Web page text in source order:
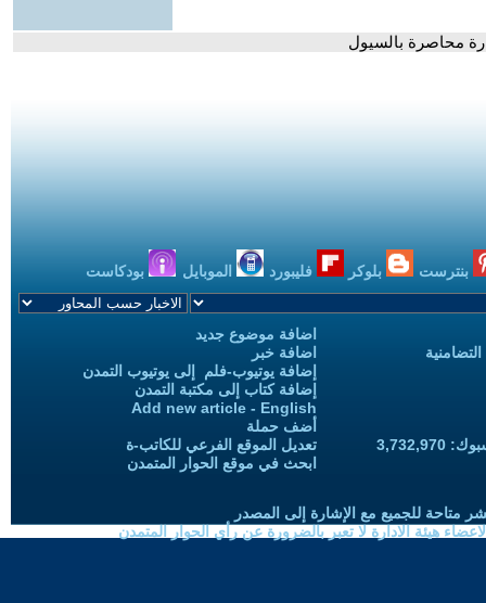
محاصرة بالسيول
بنترست بلوكر فليبورد الموبايل بودكاست
اضافة موضوع جديد
اضافة خبر
إضافة يوتيوب-فلم إلى يوتيوب التمدن
إضافة كتاب إلى مكتبة التمدن
Add new article - English
أضف حملة
تعديل الموقع الفرعي للكاتب-ة
ابحث في موقع الحوار المتمدن
متاحة للجميع مع الإشارة إلى المصدر
هيئة الادارة لا تعبر بالضرورة عن رأي الحوار المتمدن